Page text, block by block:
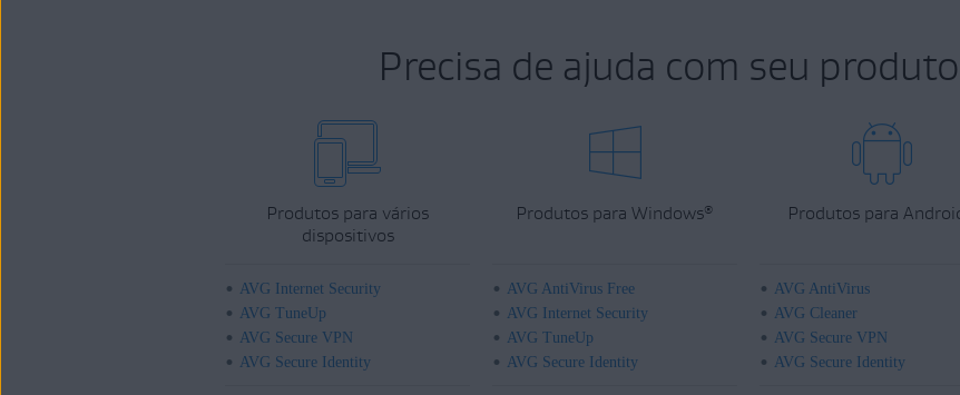
Precisa de ajuda com seu produto
Produtos para vários
dispositivos
AVG Internet Security
AVG TuneUp
AVG Secure VPN
AVG Secure Identity
Produtos para Windows®
AVG AntiVirus Free
AVG Internet Security
AVG TuneUp
AVG Secure Identity
Produtos para
AVG AntiVirus
AVG Cleaner
AVG Secure VPN
AVG Secure Identity